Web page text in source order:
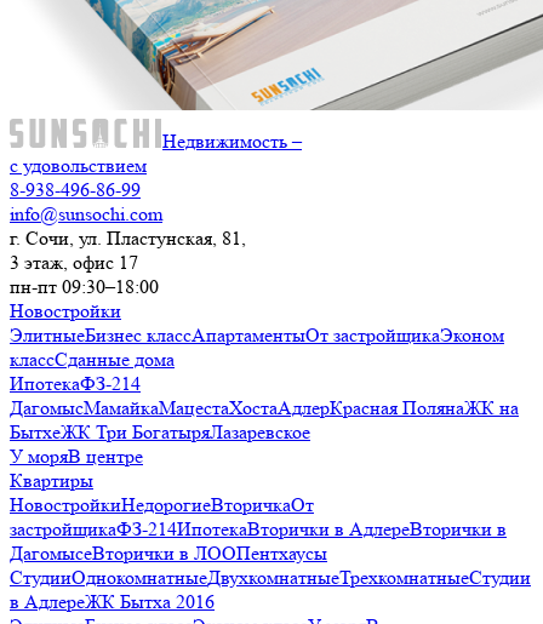
Недвижимость –
с удовольствием
8-938-496-86-99
info@sunsochi.com
г. Сочи, ул. Пластунская, 81,
3 этаж, офис 17
пн-пт 09:30–18:00
Новостройки
ЭлитныеБизнес классАпартаментыОт застройщикаЭконом
классСданные дома
ИпотекаФЗ-214
ДагомысМамайкаМацестаХостаАдлерКрасная ПолянаЖК на
БытхеЖК Три БогатыряЛазаревское
У моряВ центре
Квартиры
НовостройкиНедорогиеВторичкаОт
застройщикаФЗ-214ИпотекаВторички в АдлереВторички в
ДагомысеВторички в ЛООПентхаусы
СтудииОднокомнатныеДвухкомнатныеТрехкомнатныеСтудии
в АдлереЖК Бытха 2016